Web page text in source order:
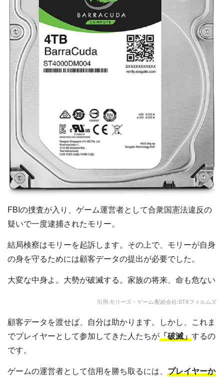
FBIの捜査が入り、ゲーム運営者として合衆国憲法違反の
疑いで一度逮捕されたモリー。
結局検察はモリーを起訴します。その上で、モリーが自身
の身を守るためには顧客データの提出が必要でした。
大変な中身よ。大勢が破滅する。家族の将来、命も危ない
引用:モリーズ・ゲーム/配給会社:STXフィルムズ
顧客データを渡せば、自分は助かります。しかし、これま
でプレイヤーとして参加してきた人たちが「破滅」するの
です。
ゲームの運営者として信用を勝ち取るには、 プレイヤーか